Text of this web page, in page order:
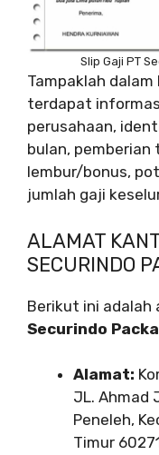
Slip Gaji PT
Tampaklah
terdapat
perusahaan,
bulan, pemberian
lembur/bonus,
jumlah gaji
ALAMAT
SECURINDO
Berikut ini
Securindo
Alamat:
JL. Ahmad
Peneleh,
Timur